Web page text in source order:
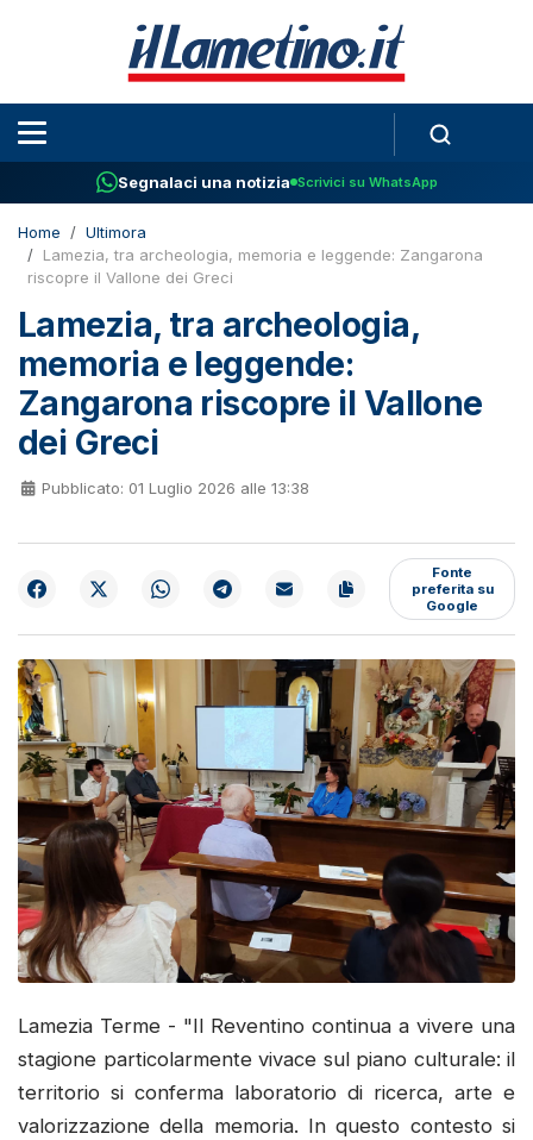
Segnalaci una notizia Scrivici su WhatsApp
Home
Ultimora
Lamezia, tra archeologia, memoria e leggende: Zangarona
riscopre il Vallone dei Greci
Lamezia, tra archeologia,
memoria e leggende:
Zangarona riscopre il Vallone
dei Greci
Pubblicato: 01 Luglio 2026 alle 13:38
Fonte
preferita su
Google
Lamezia Terme - "Il Reventino continua a vivere una
stagione particolarmente vivace sul piano culturale: il
territorio si conferma laboratorio di ricerca, arte e
valorizzazione della memoria. In questo contesto si